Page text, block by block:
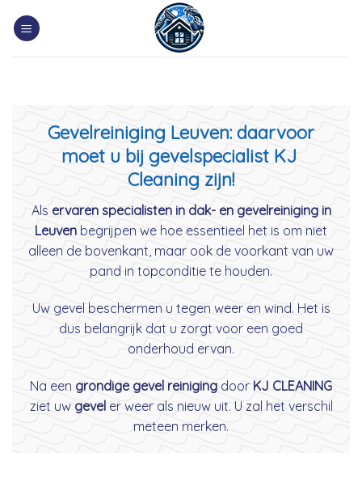
Gevelreiniging Leuven: daarvoor
moet u bij gevelspecialist KJ
Cleaning zijn!
Als ervaren specialisten in dak- en gevelreiniging in
Leuven begrijpen we hoe essentieel het is om niet
alleen de bovenkant, maar ook de voorkant van uw
pand in topconditie te houden.
Uw gevel beschermen u tegen weer en wind. Het is
dus belangrijk dat u zorgt voor een goed
onderhoud ervan.
Na een grondige gevel reiniging door KJ CLEANING
ziet uw geveler weer als nieuw uit. U zal het verschil
meteen merken.